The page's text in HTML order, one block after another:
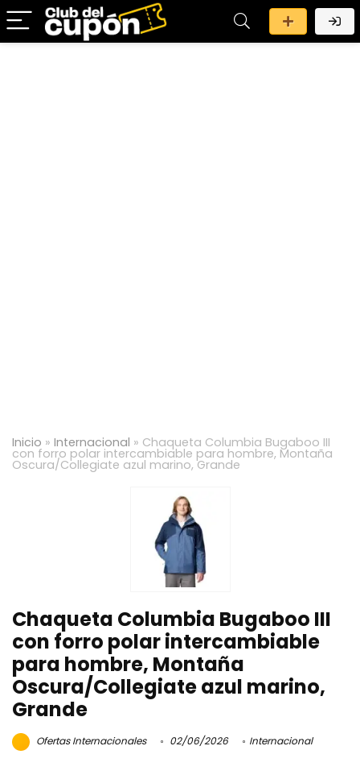
Inicio » Internacional » Chaqueta Columbia Bugaboo III
con forro polar intercambiable para hombre, Montaña
Oscura/Collegiate azul marino, Grande
Chaqueta Columbia Bugaboo III
con forro polar intercambiable
para hombre, Montaña
Oscura/Collegiate azul marino,
Grande
Ofertas Internacionales 02/06/2026 Internacional